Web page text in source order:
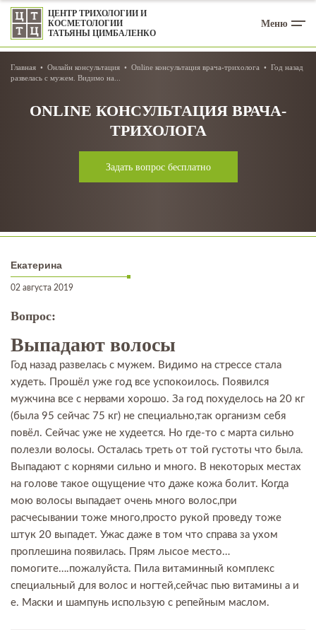
ЦЕНТР ТРИХОЛОГИИ И
КОСМЕТОЛОГИИ
ТАТЬЯНЫ ЦИМБАЛЕНКО
Меню
Главная Онлайн консультация Online консультация врача-трихолога
Год назад
развелась с мужем. Видимо на...
ONLINE КОНСУЛЬТАЦИЯ ВРАЧА-
ТРИХОЛОГА
Задать вопрос бесплатно
Екатерина
02 августа 2019
Вопрос:
Выпадают волосы
Год назад развелась с мужем. Видимо на стрессе стала
худеть. Прошёл уже год все успокоилось. Появился
мужчина все с нервами хорошо. За год похуделось на 20 кг
(была 95 сейчас 75 кг) не специально,так организм себя
повёл. Сейчас уже не худеется. Но где-то с марта сильно
полезли волосы. Осталась треть от той густоты что была.
Выпадают с корнями сильно и много. В некоторых местах
на голове такое ощущение что даже кожа болит. Когда
мою волосы выпадает очень много волос,при
расчесывании тоже много,просто рукой проведу тоже
штук 20 выпадет. Ужас даже в том что справа за ухом
проплешина появилась. Прям лысое место…
помогите….пожалуйста. Пила витаминный комплекс
специальный для волос и ногтей,сейчас пью витамины а и
е. Маски и шампунь использую с репейным маслом.